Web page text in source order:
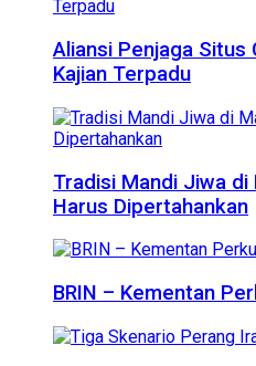
Aliansi Penjaga Situs
Kajian Terpadu
Tradisi Mandi Jiwa di
Harus Dipertahankan
BRIN – Kementan